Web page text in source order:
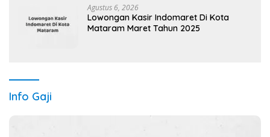
Agustus 6, 2026
Lowongan Kasir Indomaret Di Kota
Mataram Maret Tahun 2025
Info Gaji